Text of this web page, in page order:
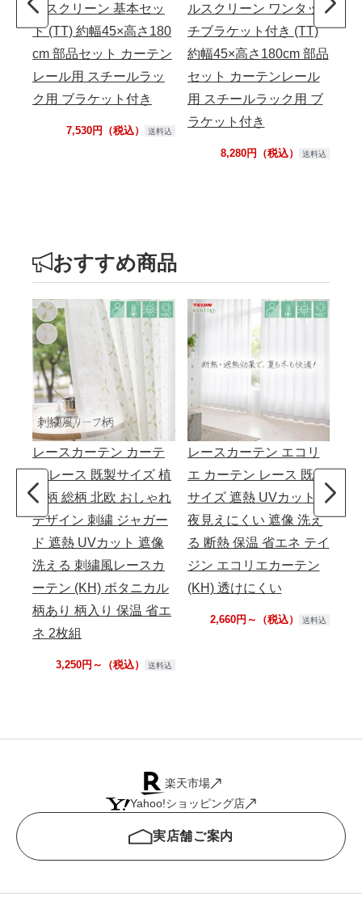
ルスクリーン 基本セッ
ト (TT) 約幅45×高さ180
cm 部品セット カーテン
レール用 スチールラッ
ク用 ブラケット付き
7,530円（税込） 送料込
ルスクリーン ワンタッ
チブラケット付き (TT)
約幅45×高さ180cm 部品
セット カーテンレール
用 スチールラック用 ブ
ラケット付き
8,280円（税込） 送料込
マ
おすすめ商品
レースカーテン カーテ
ン レース 既製サイズ 植
物柄 総柄 北欧 おしゃれ
デザイン 刺繍 ジャガー
ド 遮熱 UVカット 遮像
洗える 刺繍風レースカ
ーテン (KH) ボタニカル
柄あり 柄入り 保温 省エ
ネ 2枚組
3,250円～（税込） 送料込
レースカーテン エコリ
エ カーテン レース 既製
サイズ 遮熱 UVカット
夜見えにくい 遮像 洗え
る 断熱 保温 省エネ テイ
ジン エコリエカーテン
(KH) 透けにくい
2,660円～（税込） 送料込
バ
楽天市場
Yahoo!ショッピング店
実店舗ご案内